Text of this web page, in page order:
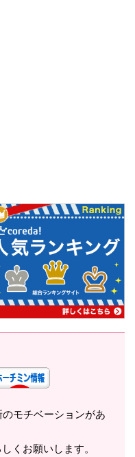
モチベーションがあ
くお願いします。